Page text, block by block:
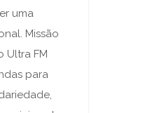
uma
Missão
Ultra FM
para